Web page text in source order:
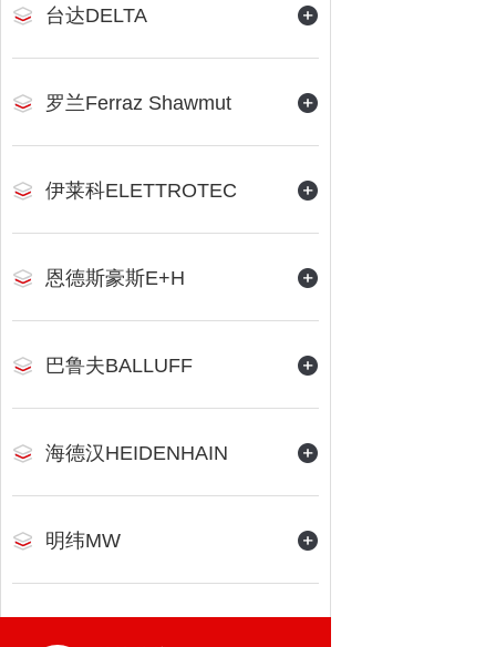
台达DELTA
罗兰Ferraz Shawmut
伊莱科ELETTROTEC
恩德斯豪斯E+H
巴鲁夫BALLUFF
海德汉HEIDENHAIN
明纬MW